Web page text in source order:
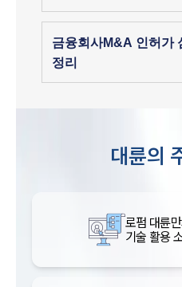
금융회사M&A 인허가
정리
대륜의
로펌 대륜만
기술 활용